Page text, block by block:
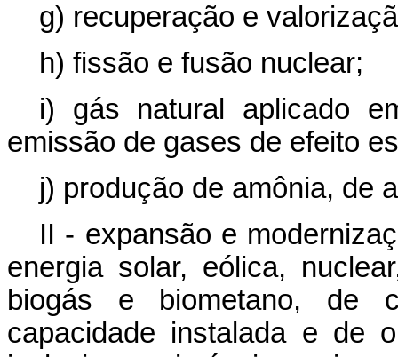
g) recuperação e
h) fissão e fusão nuclear;
i) gás natural aplicado
emissão de gases de efeito
j) produção de amônia, de
II - expansão e
energia solar, eólica,
biogás e biometano, de
capacidade instalada e de